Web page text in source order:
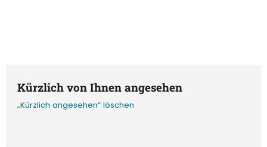
Kürzlich von Ihnen angesehen
„Kürzlich angesehen“ löschen